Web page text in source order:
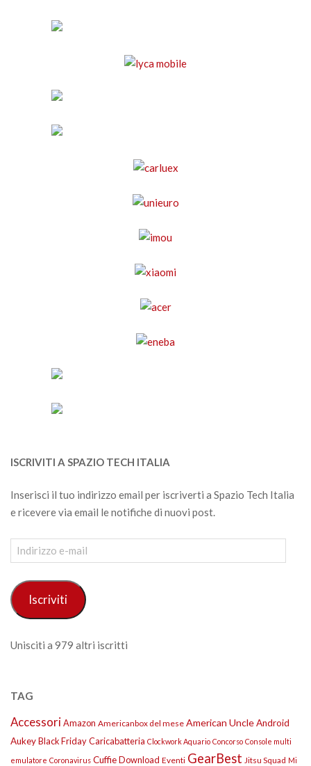
ISCRIVITI A SPAZIO TECH ITALIA
Inserisci il tuo indirizzo email per iscriverti a Spazio Tech Italia
e ricevere via email le notifiche di nuovi post.
Indirizzo
e-
Iscriviti
Unisciti a 979 altri iscritti
TAG
AccessoriAmazon Americanbox del mese American UncleAndroid
AukeyBlack FridayCaricabatteria Clockwork Aquario Concorso Console multi
emulatore Coronavirus CuffieDownload Eventi GearBest Jitsu Squad Mi